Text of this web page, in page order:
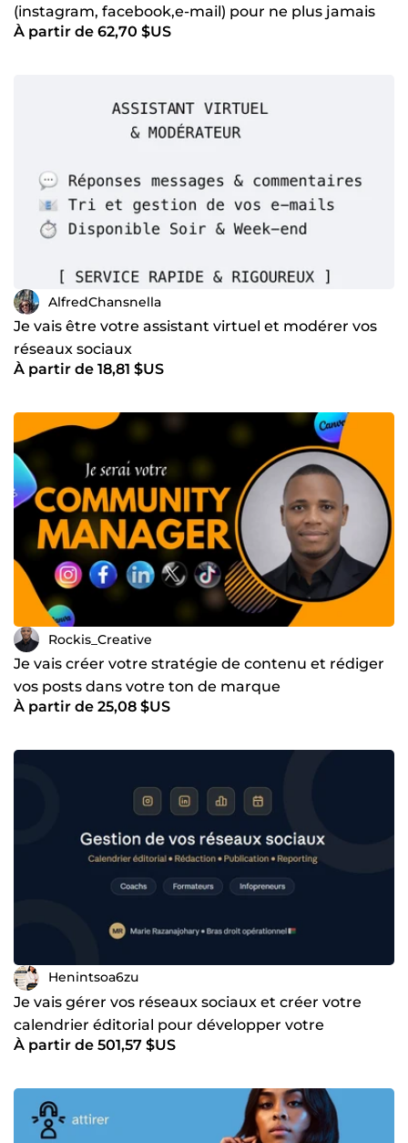
(instagram, facebook,e-mail) pour ne plus jamais
en perdre un seul
À partir de 62,70 $US
AlfredChansnella
Je vais être votre assistant virtuel et modérer vos
réseaux sociaux
À partir de 18,81 $US
Rockis_Creative
Je vais créer votre stratégie de contenu et rédiger
vos posts dans votre ton de marque
À partir de 25,08 $US
Henintsoa6zu
Je vais gérer vos réseaux sociaux et créer votre
calendrier éditorial pour développer votre
présence online
À partir de 501,57 $US